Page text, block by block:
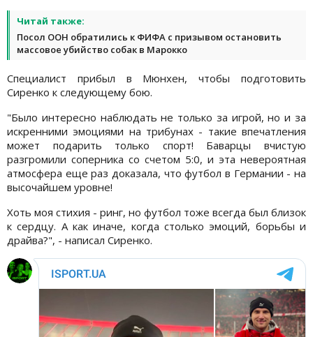
Читай также:
Посол ООН обратились к ФИФА с призывом остановить
массовое убийство собак в Марокко
Специалист прибыл в Мюнхен, чтобы подготовить
Сиренко к следующему бою.
"Было интересно наблюдать не только за игрой, но и за
искренними эмоциями на трибунах - такие впечатления
может подарить только спорт! Баварцы вчистую
разгромили соперника со счетом 5:0, и эта невероятная
атмосфера еще раз доказала, что футбол в Германии - на
высочайшем уровне!
Хоть моя стихия - ринг, но футбол тоже всегда был близок
к сердцу. А как иначе, когда столько эмоций, борьбы и
драйва?", - написал Сиренко.